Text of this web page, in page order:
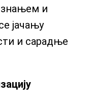
знањем и
јачању
и сарадње